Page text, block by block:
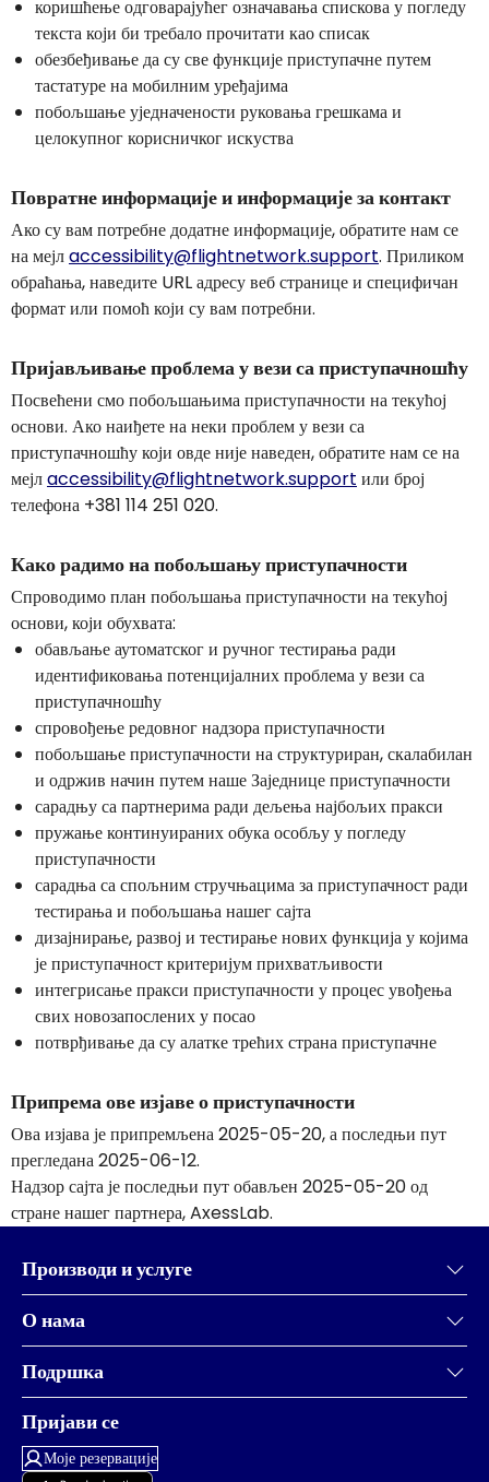
коришћење одговарајућег означавања спискова у погледу
текста који би требало прочитати као списак
обезбеђивање да су све функције приступачне путем
тастатуре на мобилним уређајима
побољшање уједначености руковања грешкама и
целокупног корисничког искуства
Повратне информације и информације за контакт
Ако су вам потребне додатне информације, обратите нам се
на мејлaccessibility@flightnetwork.support. Приликом
обраћања, наведите URL адресу веб странице и специфичан
формат или помоћ који су вам потребни.
Пријављивање проблема у вези са приступачношћу
Посвећени смо побољшањима приступачности на текућој
основи. Ако наиђете на неки проблем у вези са
приступачношћу који овде није наведен, обратите нам се на
мејлaccessibility@flightnetwork.support или број
телефона +381 114 251 020.
Како радимо на побољшању приступачности
Спроводимо план побољшања приступачности на текућој
основи, који обухвата:
обављање аутоматског и ручног тестирања ради
идентификовања потенцијалних проблема у вези са
приступачношћу
спровођење редовног надзора приступачности
побољшање приступачности на структуриран, скалабилан
и одржив начин путем наше Заједнице приступачности
сарадњу са партнерима ради дељења најбољих пракси
пружање континуираних обука особљу у погледу
приступачности
сарадња са спољним стручњацима за приступачност ради
тестирања и побољшања нашег сајта
дизајнирање, развој и тестирање нових функција у којима
је приступачност критеријум прихватљивости
интегрисање пракси приступачности у процес увођења
свих новозапослених у посао
потврђивање да су алатке трећих страна приступачне
Припрема ове изјаве о приступачности
Ова изјава је припремљена 2025-05-20, а последњи пут
прегледана 2025-06-12.
Надзор сајта је последњи пут обављен 2025-05-20 од
стране нашег партнера, AxessLab.
Производи и услуге
О нама
Подршка
Пријави се
Моје резервације